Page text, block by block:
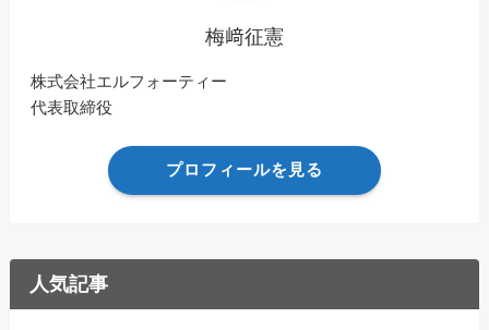
梅﨑征憲
株式会社エルフォーティー
代表取締役
プロフィールを見る
人気記事